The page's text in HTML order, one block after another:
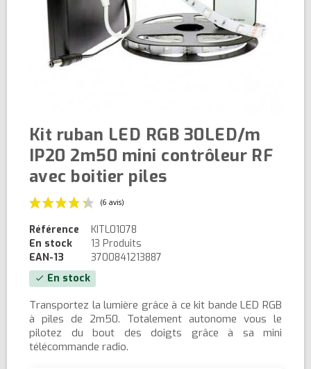
Kit ruban LED RGB 30LED/m
IP20 2m50 mini contrôleur RF
avec boitier piles
Référence
KITL01078
En stock
13 Produits
EAN-13
3700841213887
check En stock
Transportez la lumière grâce à ce kit bande LED RGB
à piles de 2m50. Totalement autonome vous le
pilotez du bout des doigts grâce à sa mini
télécommande radio.